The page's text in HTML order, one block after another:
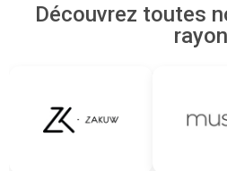
Découvrez toutes
rayon